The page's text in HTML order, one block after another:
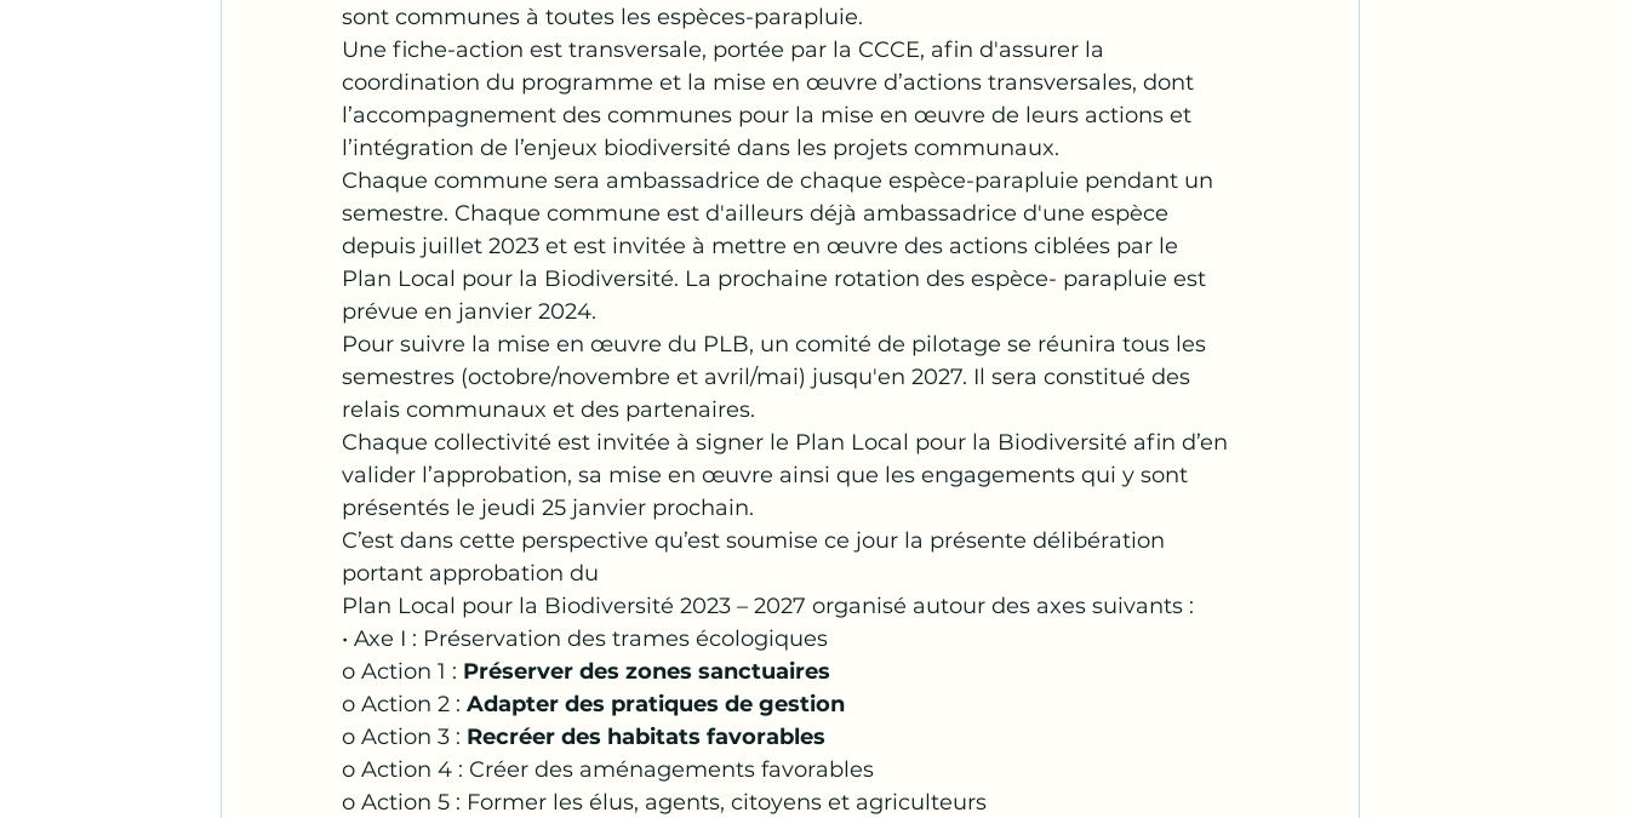
sont communes à toutes les espèces-parapluie.
Une fiche-action est transversale, portée par la CCCE, afin d'assurer la
coordination du programme et la mise en œuvre d’actions transversales, dont
l’accompagnement des communes pour la mise en œuvre de leurs actions et
l’intégration de l’enjeux biodiversité dans les projets communaux.
Chaque commune sera ambassadrice de chaque espèce-parapluie pendant un
semestre. Chaque commune est d'ailleurs déjà ambassadrice d'une espèce
depuis juillet 2023 et est invitée à mettre en œuvre des actions ciblées par le
Plan Local pour la Biodiversité. La prochaine rotation des espèce- parapluie est
prévue en janvier 2024.
Pour suivre la mise en œuvre du PLB, un comité de pilotage se réunira tous les
semestres (octobre/novembre et avril/mai) jusqu'en 2027. Il sera constitué des
relais communaux et des partenaires.
Chaque collectivité est invitée à signer le Plan Local pour la Biodiversité afin d’en
valider l’approbation, sa mise en œuvre ainsi que les engagements qui y sont
présentés le jeudi 25 janvier prochain.
C’est dans cette perspective qu’est soumise ce jour la présente délibération
portant approbation du
Plan Local pour la Biodiversité 2023 – 2027 organisé autour des axes suivants :
• Axe I : Préservation des trames écologiques
o Action 1 : Préserver des zones sanctuaires
o Action 2 : Adapter des pratiques de gestion
o Action 3 : Recréer des habitats favorables
o Action 4 : Créer des aménagements favorables
o Action 5 : Former les élus, agents, citoyens et agriculteurs